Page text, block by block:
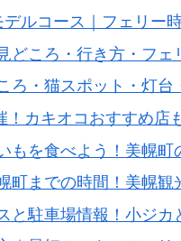
ルコース｜フェリー
どころ・行き方・フェ
ろ・猫スポット・灯台
カキオコおすすめ店
を食べよう！美幌町
町までの時間！美幌観
と駐車場情報！小ジカ